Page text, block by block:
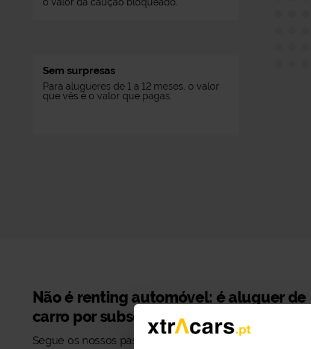
Sem surpresas
Para alugueres de 1 a 12 meses, o valor
que vês é o valor que pagas.
Não é renting automóvel: é aluguer de
carro por subscrição, simples e fácil.
Segue os nossos passos e torna a tua experiência de